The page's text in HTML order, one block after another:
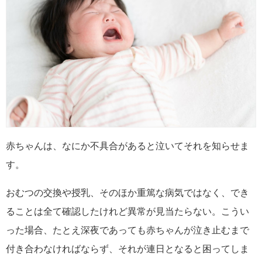
赤ちゃんは、なにか不具合があると泣いてそれを知らせま
す。
おむつの交換や授乳、そのほか重篤な病気ではなく、でき
ることは全て確認したけれど異常が見当たらない。こうい
った場合、たとえ深夜であっても赤ちゃんが泣き止むまで
付き合わなければならず、それが連日となると困ってしま